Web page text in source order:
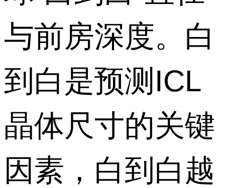
与前房深度。白
到白是预测ICL
晶体尺寸的关键
因素，白到白越